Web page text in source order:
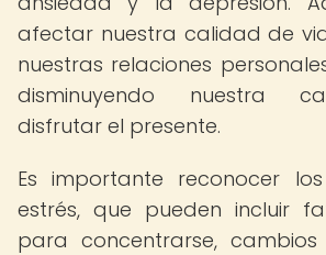
afectar nuestra calidad de
nuestras relaciones
disminuyendo nuestra
disfrutar el presente.
Es importante reconocer
estrés, que pueden incluir
para concentrarse,